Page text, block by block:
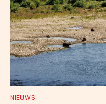
NIEUWS